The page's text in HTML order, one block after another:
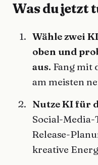
Was du jetzt
Wähle zwei
oben und
aus. Fang mit
am meisten
Nutze KI für
Social-Media-
Release-
kreative